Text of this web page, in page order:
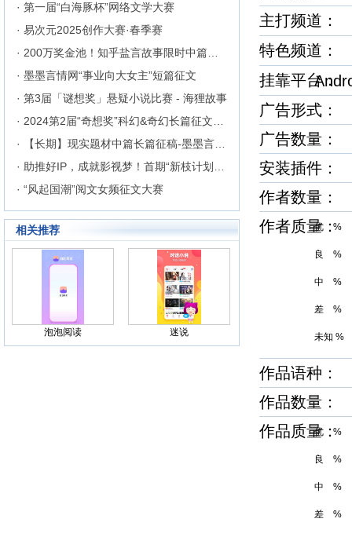
· 第一届“白海豚杯”网络文学大赛
· 易次元2025创作大赛·春季赛
· 墨墨言情网“事业向大女主”短篇征文
· 第3届「谜想奖」悬疑小说比赛 - 海狸故事
· “风起国潮”阅文女频征文大赛
相关推荐
泡泡阅读 迷说
主打频道
特色频道
挂靠平台
广告形式
广告数量
安装插件：
作者数量
作者质量
优 %
良 %
中 %
差 %
未知 %
作品语种：
作品数量
作品质量
优 %
良 %
中 %
差 %